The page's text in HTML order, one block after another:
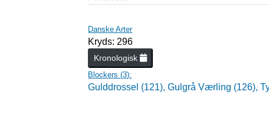
Danske Arter
Kryds: 296
Kronologisk
Blockers (3):
Gulddrossel (121),Gulgrå Værling (126),